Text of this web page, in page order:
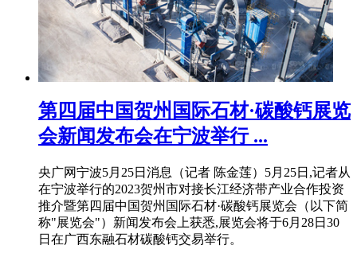
第四届中国贺州国际石材·碳酸钙展览
会新闻发布会在宁波举行 ...
央广网宁波5月25日消息（记者 陈金莲）5月25日,记者从
在宁波举行的2023贺州市对接长江经济带产业合作投资
推介暨第四届中国贺州国际石材·碳酸钙展览会（以下简
称"展览会"）新闻发布会上获悉,展览会将于6月28日30
日在广西东融石材碳酸钙交易举行。